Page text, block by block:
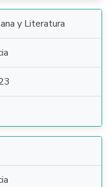
y Literatura